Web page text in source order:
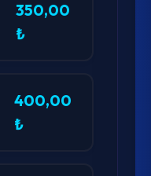
350,00
₺
400,00
₺